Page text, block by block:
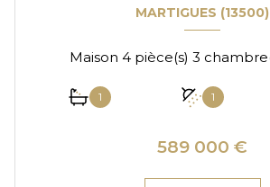
MARTIGUES (13500)
1 1
589 000 €